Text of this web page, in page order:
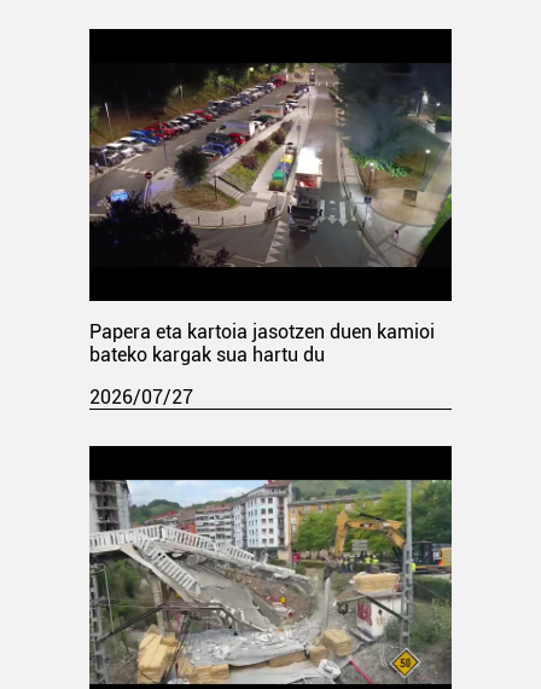
Papera eta kartoia jasotzen duen kamioi
bateko kargak sua hartu du
2026/07/27